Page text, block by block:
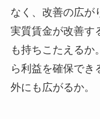
なく、改善の広が
実質賃金が改善す
も持ちこたえるか
ら利益を確保でき
外にも広がるか。